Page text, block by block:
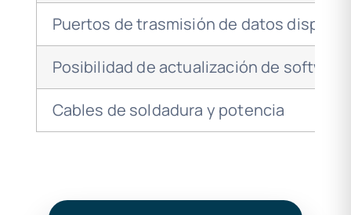
Puertos de trasmisión de datos
Posibilidad de actualización de
Cables de soldadura y potencia